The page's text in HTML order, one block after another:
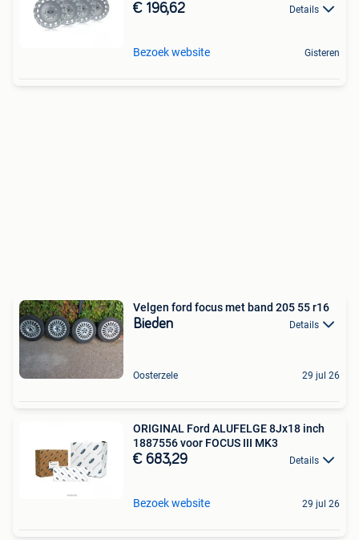
€ 196,62 Details
Bezoek website Gisteren
Velgen ford focus met band 205 55 r16
Bieden Details
Oosterzele 29 jul 26
ORIGINAL Ford ALUFELGE 8Jx18 inch
1887556 voor FOCUS III MK3
€ 683,29 Details
Bezoek website 29 jul 26